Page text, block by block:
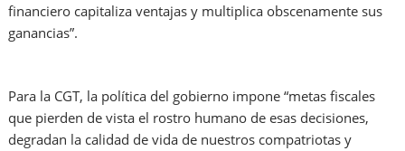
financiero capitaliza ventajas y multiplica obscenamente sus
ganancias”.
Para la CGT, la política del gobierno impone “metas fiscales
que pierden de vista el rostro humano de esas decisiones,
degradan la calidad de vida de nuestros compatriotas y